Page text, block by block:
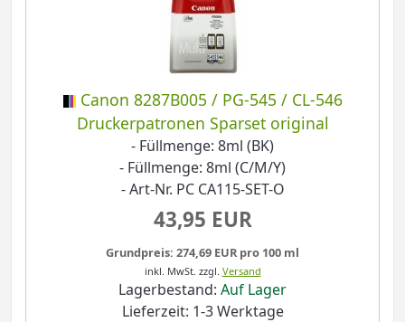
Canon 8287B005 / PG-545 / CL-546
Druckerpatronen Sparset original
- Füllmenge: 8ml (BK)
- Füllmenge: 8ml (C/M/Y)
- Art-Nr. PC CA115-SET-O
43,95 EUR
Grundpreis: 274,69 EUR pro 100 ml
inkl. MwSt. zzgl. Versand
Lagerbestand: Auf Lager
Lieferzeit: 1-3 Werktage